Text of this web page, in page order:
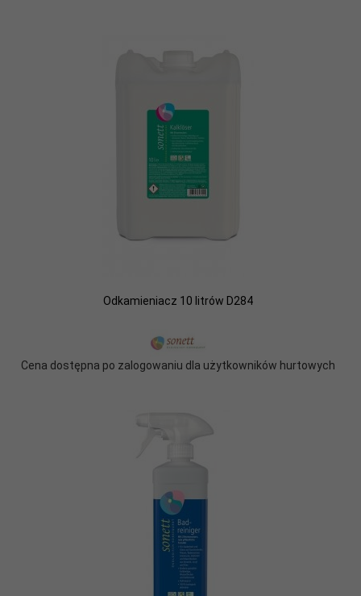
Odkamieniacz 10 litrów D284
Cena dostępna po zalogowaniu dla użytkowników hurtowych